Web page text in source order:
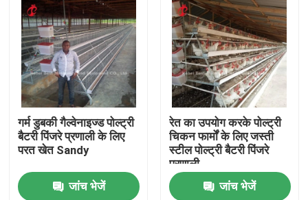
गर्म डुबकी गैल्वेनाइज्ड पोल्ट्री
बैटरी पिंजरे प्रणाली के लिए
परत खेत Sandy
जांच भेजें
रेत का उपयोग करके पोल्ट्री
चिकन फार्मों के लिए जस्ती
स्टील पोल्ट्री बैटरी पिंजरे
प्रणाली
जांच भेजें